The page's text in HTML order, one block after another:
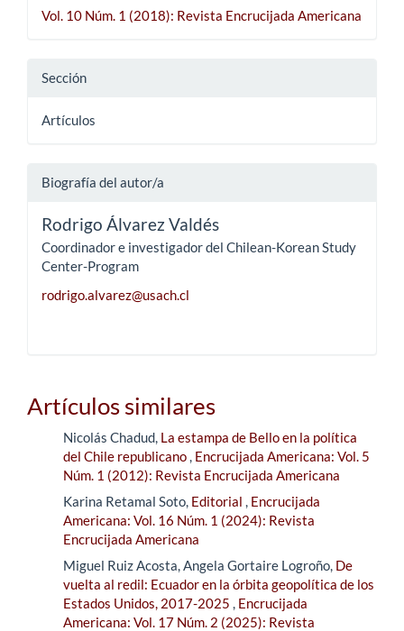
Vol. 10 Núm. 1 (2018): Revista Encrucijada Americana
Sección
Artículos
Biografía del autor/a
Rodrigo Álvarez Valdés
Coordinador e investigador del Chilean-Korean Study
Center-Program
rodrigo.alvarez@usach.cl
Artículos similares
Nicolás Chadud, La estampa de Bello en la política
del Chile republicano, Encrucijada Americana: Vol. 5
Núm. 1 (2012): Revista Encrucijada Americana
Karina Retamal Soto, Editorial , Encrucijada
Americana: Vol. 16 Núm. 1 (2024): Revista
Encrucijada Americana
Miguel Ruiz Acosta, Angela Gortaire Logroño, De
vuelta al redil: Ecuador en la órbita geopolítica de los
Estados Unidos, 2017-2025 , Encrucijada
Americana: Vol. 17 Núm. 2 (2025): Revista